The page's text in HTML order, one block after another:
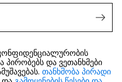
პირობებს და ვეთანხმები
თანხმობა პირადი